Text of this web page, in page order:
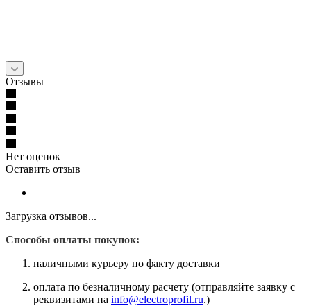
Отзывы
Нет оценок
Оставить отзыв
Загрузка отзывов...
Способы оплаты покупок:
наличными курьеру по факту доставки
оплата по безналичному расчету (отправляйте заявку с
реквизитами на info@electroprofil.ru.)